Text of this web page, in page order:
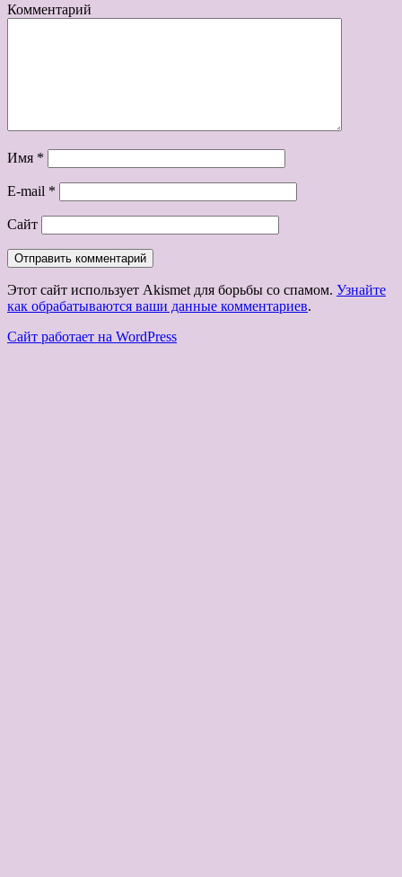
Комментарий
Имя *
E-mail *
Сайт
Этот сайт использует Akismet для борьбы со спамом. Узнайте
как обрабатываются ваши данные комментариев.
Сайт работает на WordPress